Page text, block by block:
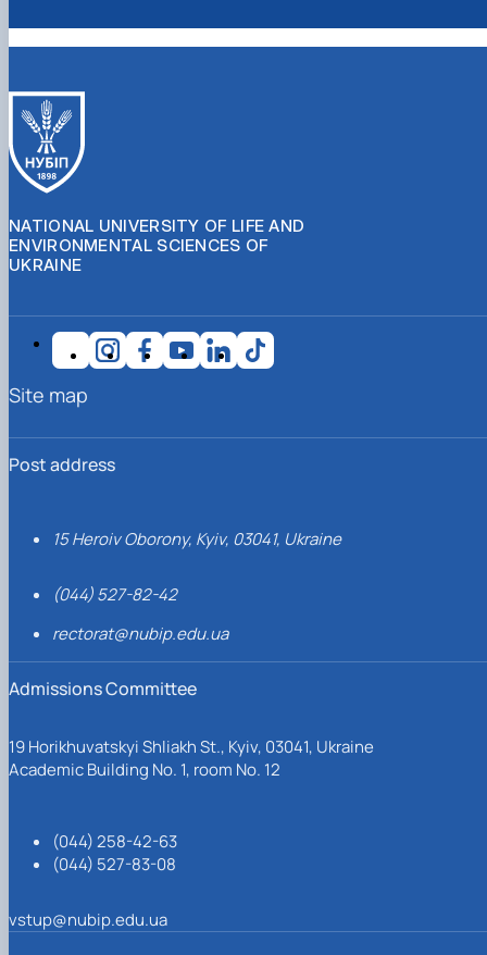
NATIONAL UNIVERSITY OF LIFE AND
ENVIRONMENTAL SCIENCES OF
UKRAINE
Post address
15 Heroiv Oborony, Kyiv, 03041, Ukraine
(044) 527-82-42
rectorat@nubip.edu.ua
Admissions Committee
19 Horikhuvatskyi Shliakh St., Kyiv, 03041, Ukraine
Academic Building No. 1, room No. 12
(044) 258-42-63
(044) 527-83-08
vstup@nubip.edu.ua
Site map